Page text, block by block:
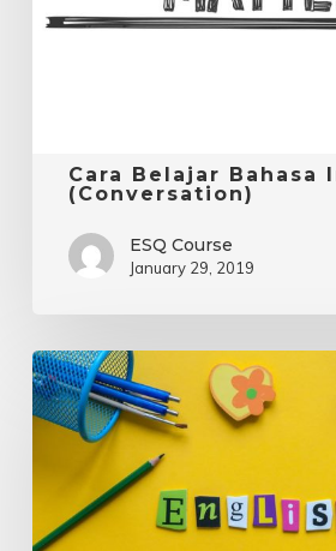
Cara Belajar Bahasa
(Conversation)
ESQ Course
January 29, 2019
Cara
Belajar
Bahasa
Inggris
Lancar
Dalam